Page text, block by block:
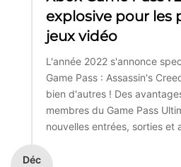
explosive pour les
jeux vidéo
L'année 2022 s'annonce
Game Pass : Assassin's
bien d'autres ! Des
membres du Game Pass
nouvelles entrées, sorties et
Déc